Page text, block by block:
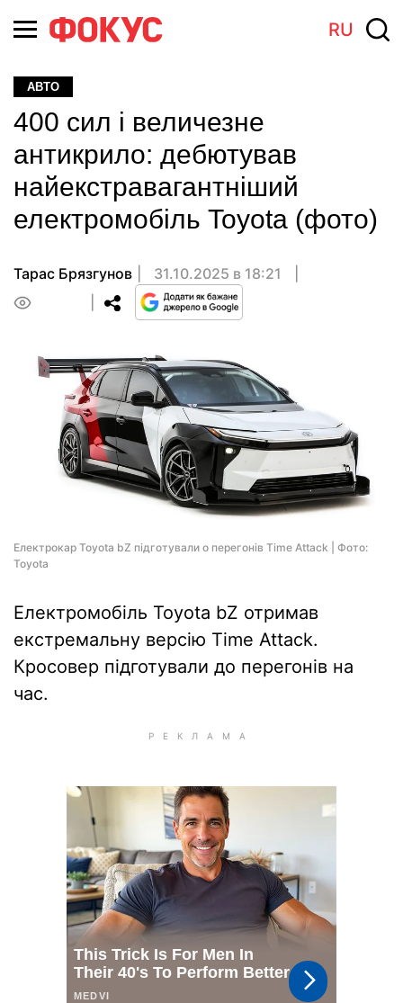
RU
АВТО
400 сил і величезне
антикрило: дебютував
найекстравагантніший
електромобіль Toyota (фото)
Тарас Брязгунов
31.10.2025 в 18:21
Електрокар Toyota bZ підготували о перегонів Time Attack | Фото:
Toyota
Електромобіль Toyota bZ отримав
екстремальну версію Time Attack.
Кросовер підготували до перегонів на
час.